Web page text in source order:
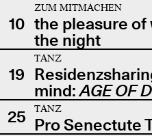
10
ZUM MITMACHEN
the pleasure
the night
19
TANZ
mind:AGE OF
25
TANZ
Pro Senectute